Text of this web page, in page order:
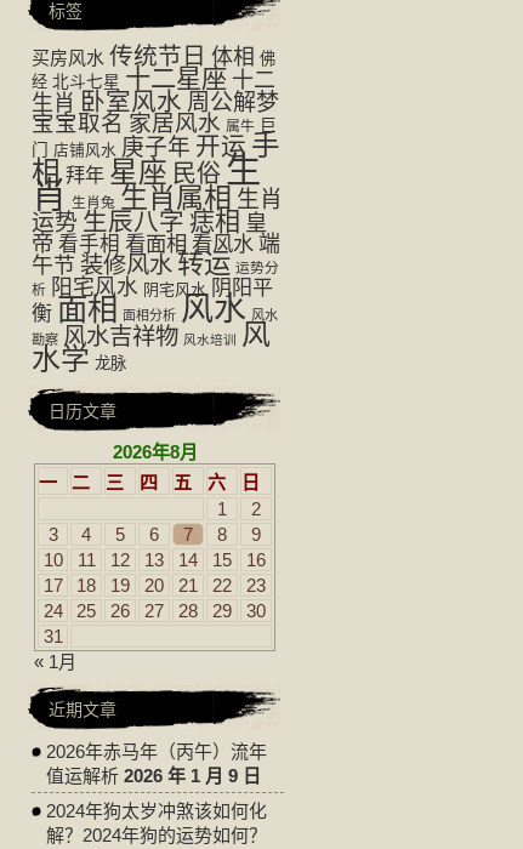
标签
买房风水 传统节日 体相 佛
经 北斗七星 十二星座 十二
生肖 卧室风水 周公解梦
宝宝取名 家居风水 属牛 巨
门
店铺风水 庚子年 开运 手
相 拜年 星座 民俗 生
肖 生肖兔 生肖属相 生肖
运势 生辰八字 痣相 皇
帝 看手相 看面相 看风水 端
午节 装修风水 转运 运势分
析 阳宅风水 阴宅风水 阴阳平
衡 面相 面相分析 风水 风水
勘察 风水吉祥物 风水培训 风
水学 龙脉
日历文章
2026年8月
一
二 三 四 五 六
日
1
2
3
4 5 6 7 8
9
10
11 12 13 14 15
16
17
18 19 20 21 22
23
24
25 26 27 28 29
30
31
« 1月
近期文章
2026年赤马年（丙午）流年
值运解析 2026 年 1 月 9 日
2024年狗太岁冲煞该如何化
解？2024年狗的运势如何？